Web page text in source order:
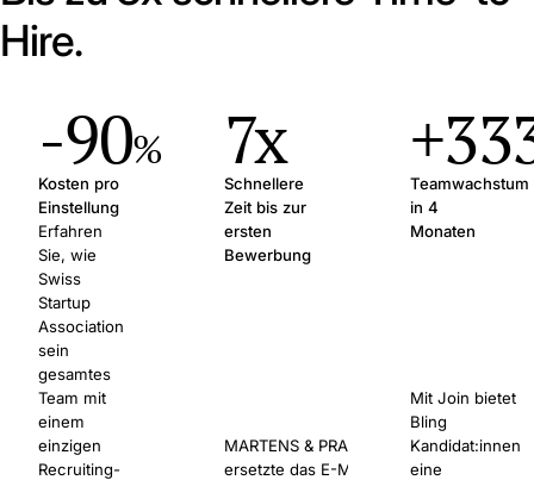
Hire.
-90%
Kosten pro
Einstellung
Erfahren
Sie, wie
Swiss
Startup
Association
sein
gesamtes
Team mit
einem
einzigen
Recruiting-
7x
Schnellere
Zeit bis zur
ersten
Bewerbung
MARTENS & PRAHL
ersetzte das E-Mail-
Teamwachstum
in 4
Monaten
Mit Join bietet
Bling
Kandidat:innen
eine